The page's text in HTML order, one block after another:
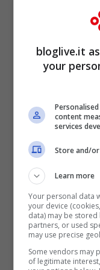
Inter,
annuncia
Francia,
Nainggolan
bloglive.it
your
content
services
Store and/
Learn more
Your personal data
your device
data) may be
partners, or used
may use precise
Some vendors may
of legitimate